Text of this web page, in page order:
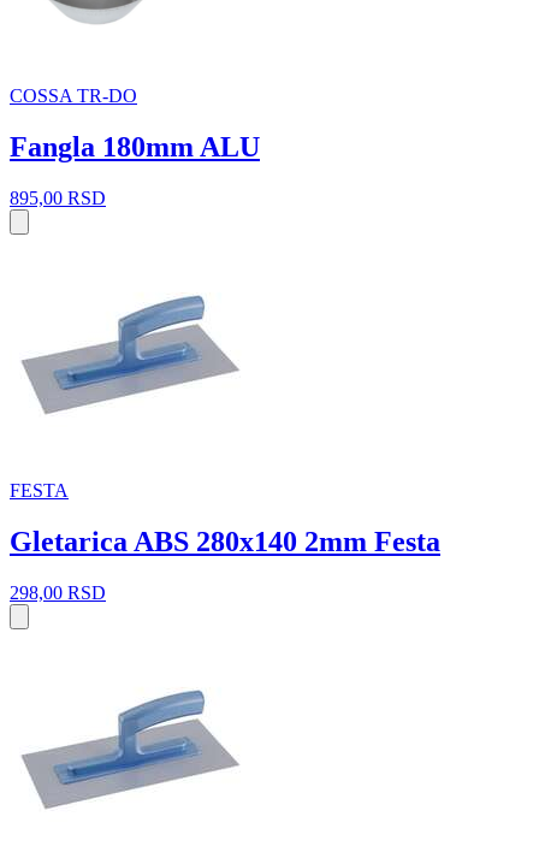
COSSA TR-DO
Fangla 180mm ALU
895,00 RSD
FESTA
Gletarica ABS 280x140 2mm Festa
298,00 RSD